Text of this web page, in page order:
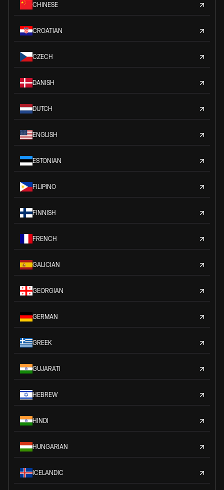
CHINESE
CROATIAN
CZECH
DANISH
DUTCH
ENGLISH
ESTONIAN
FILIPINO
FINNISH
FRENCH
GALICIAN
GEORGIAN
GERMAN
GREEK
GUJARATI
HEBREW
HINDI
HUNGARIAN
ICELANDIC